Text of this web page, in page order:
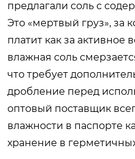
предлагали соль с
Это «мертвый груз», за
платит как за активное
влажная соль
что требует
дробление перед
оптовый поставщик
влажности в паспорте
хранение в